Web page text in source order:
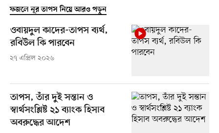
ফজলে নূর তাপস নিয়ে আরও পড়ুন
ওবায়দুল কাদের-তাপস ব্যর্থ,
রবিউল কি পারবেন
২৭ এপ্রিল ২০২৬
তাপস, তাঁর দুই সন্তান ও
স্বার্থসংশ্লিষ্ট ২১ ব্যাংক হিসাব
অবরুদ্ধের আদেশ